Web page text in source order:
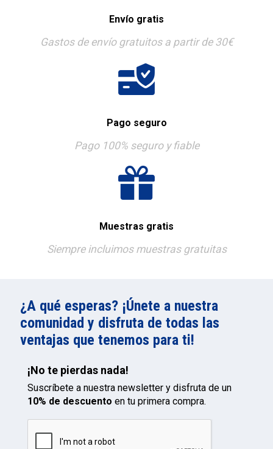
Envío gratis
Gastos de envío gratuitos a partir de 30€
Pago seguro
Pago 100% seguro y fiable
Muestras gratis
Siempre incluimos muestras gratuitas
¿A qué esperas? ¡Únete a nuestra
comunidad y disfruta de todas las
ventajas que tenemos para ti!
¡No te pierdas nada!
Suscríbete a nuestra newsletter y disfruta de un
10% de descuento en tu primera compra.